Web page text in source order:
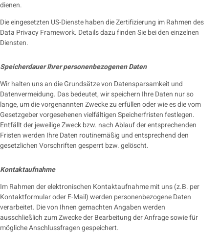
dienen.
Die eingesetzten US-Dienste haben die Zertifizierung im Rahmen des
Data Privacy Framework. Details dazu finden Sie bei den einzelnen
Diensten.
Speicherdauer Ihrer personenbezogenen Daten
Wir halten uns an die Grundsätze von Datensparsamkeit und
Datenvermeidung. Das bedeutet, wir speichern Ihre Daten nur so
lange, um die vorgenannten Zwecke zu erfüllen oder wie es die vom
Gesetzgeber vorgesehenen vielfältigen Speicherfristen festlegen.
Entfällt der jeweilige Zweck bzw. nach Ablauf der entsprechenden
Fristen werden Ihre Daten routinemäßig und entsprechend den
gesetzlichen Vorschriften gesperrt bzw. gelöscht.
Kontaktaufnahme
Im Rahmen der elektronischen Kontaktaufnahme mit uns (z.B. per
Kontaktformular oder E-Mail) werden personenbezogene Daten
verarbeitet. Die von Ihnen gemachten Angaben werden
ausschließlich zum Zwecke der Bearbeitung der Anfrage sowie für
mögliche Anschlussfragen gespeichert.